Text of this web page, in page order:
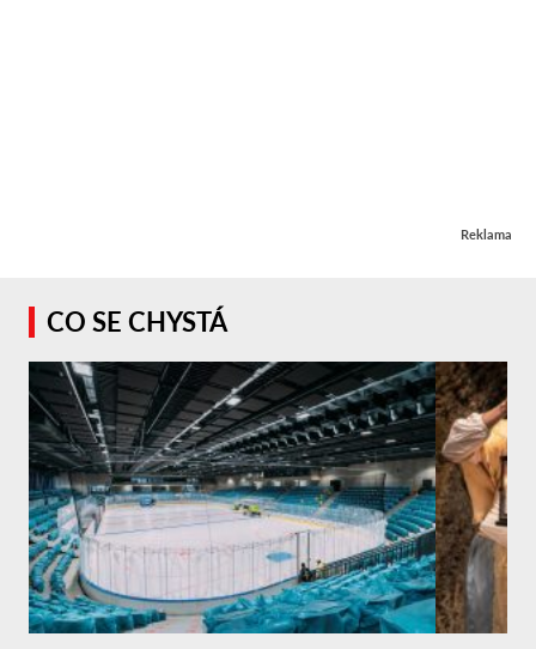
Reklama
CO SE CHYSTÁ